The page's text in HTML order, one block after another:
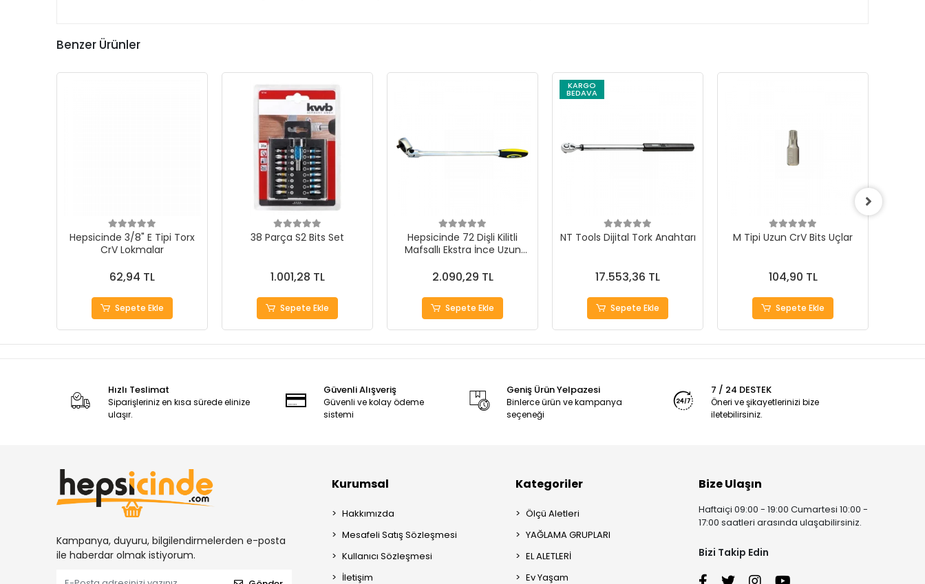
Benzer Ürünler
Hepsicinde 3/8" E Tipi Torx
CrV Lokmalar
62,94 TL
Sepete Ekle
38 Parça S2 Bits Set
1.001,28 TL
Sepete Ekle
Hepsicinde 72 Dişli Kilitli
Mafsallı Ekstra İnce Uzun
2.090,29 TL
Sepete Ekle
KARGO
BEDAVA
NT Tools Dijital Tork Anahtarı
17.553,36 TL
Sepete Ekle
M Tipi Uzun CrV Bits Uçlar
104,90 TL
Sepete Ekle
Hızlı Teslimat
Siparişleriniz en kısa sürede elinize
ulaşır.
Güvenli Alışveriş
Güvenli ve kolay ödeme
sistemi
Geniş Ürün Yelpazesi
Binlerce ürün ve kampanya
seçeneği
7 / 24 DESTEK
Öneri ve şikayetlerinizi bize
iletebilirsiniz.
Kampanya, duyuru, bilgilendirmelerden e-posta
ile haberdar olmak istiyorum.
Kurumsal
Hakkımızda
Mesafeli Satış Sözleşmesi
Kullanıcı Sözleşmesi
İletişim
Kategoriler
Ölçü Aletleri
YAĞLAMA GRUPLARI
EL ALETLERİ
Ev Yaşam
Bize Ulaşın
Haftaiçi 09:00 - 19:00 Cumartesi 10:00 -
17:00 saatleri arasında ulaşabilirsiniz.
Bizi Takip Edin